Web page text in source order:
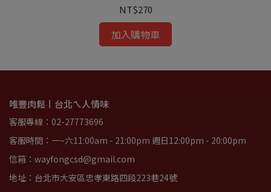
NT$270
加入購物車
唯豐肉鬆丨台北ㄟ人情味
客服專線：02-27773696
客服時間：一~六11:00am - 21:00pm 週日12:00pm - 20:00pm
信箱：wayfongcsd@gmail.com
地址：台北市大安區忠孝東路四段223巷24號